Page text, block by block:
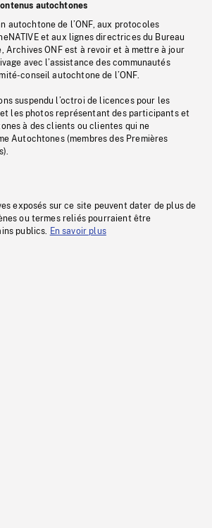
autochtones
autochtone de l’ONF, aux protocoles
et aux lignes directrices du Bureau
Archives ONF est à revoir et à mettre à jour
avec l’assistance des communautés
conseil autochtone de l’ONF.
suspendu l’octroi de licences pour les
les photos représentant des participants et
à des clients ou clientes qui ne
Autochtones (membres des Premières
exposés sur ce site peuvent dater de plus de
ou termes reliés pourraient être
publics. En savoir plus